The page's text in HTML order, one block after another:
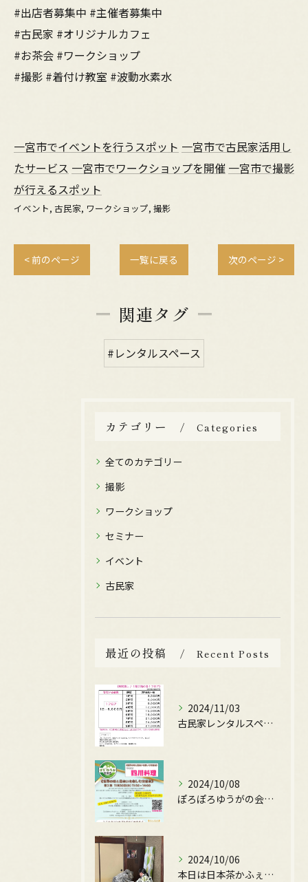
#出店者募集中 #主催者募集中
#古民家 #オリジナルカフェ
#お茶会 #ワークショップ
#撮影 #着付け教室 #波動水素水
一宮市でイベントを行うスポット 一宮市で古民家活用し
たサービス 一宮市でワークショップを開催 一宮市で撮影
が行えるスポット
イベント 古民家 ワークショップ 撮影
< 前のページ 一覧に戻る 次のページ >
関連タグ
#レンタルスペース
カテゴリー Categories
全てのカテゴリー
撮影
ワークショップ
セミナー
イベント
古民家
最近の投稿 Recent Posts
2024/11/03
古民家レンタルスペースの料金設定ガイド
2024/10/08
ぽろぽろゆうがの会が主催する
2024/10/06
本日は日本茶かふぇぽんちゃさんの、かふぇOpen日です。